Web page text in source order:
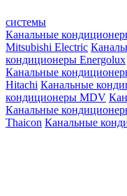
системы
Канальные
Mitsubishi Electric
кондиционеры Energolux
Канальные
Hitachi Канальные
кондиционеры MDV
Канальные
Thaicon Канальные